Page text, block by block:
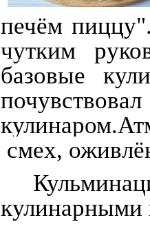
печём
чутким
базовые
кулинаром.
смех,
кулинарными